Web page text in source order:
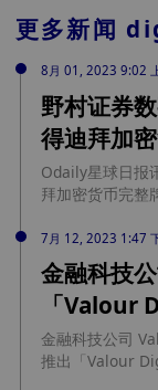
更多新闻
8月 01, 2023 9:02
野村证券
得迪拜加
Odaily星球日报
拜加密货币完整
内为机构投资者
币安本地子公
差一个等级。（
7月 12, 2023 1:47
金融科技
「Valour
金融科技公司
推出「Valour